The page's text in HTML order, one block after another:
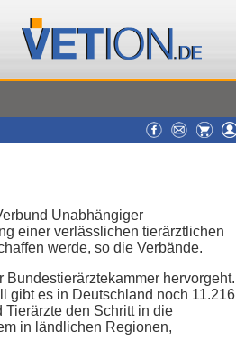
Unabhängiger
einer verlässlichen tierärztlichen
werde, so die Verbände.
hervorgeht.
gibt es in Deutschland noch 11.216
den Schritt in die
in ländlichen Regionen,